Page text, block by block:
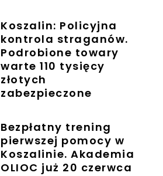
Koszalin: Policyjna
kontrola straganów.
Podrobione towary
warte 110 tysięcy
złotych
zabezpieczone
Bezpłatny trening
pierwszej pomocy w
Koszalinie. Akademia
OLIOC już 20 czerwca